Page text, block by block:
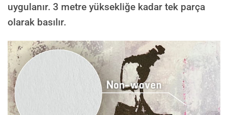
uygulanır. 3 metre yüksekliğe kadar tek parça
olarak basılır.